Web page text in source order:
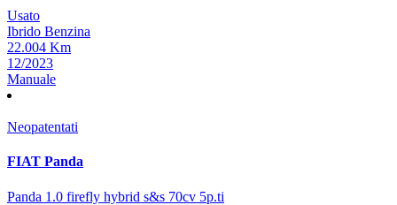
Usato
Ibrido Benzina
22.004 Km
12/2023
Manuale
Neopatentati
FIAT Panda
Panda 1.0 firefly hybrid s&s 70cv 5p.ti